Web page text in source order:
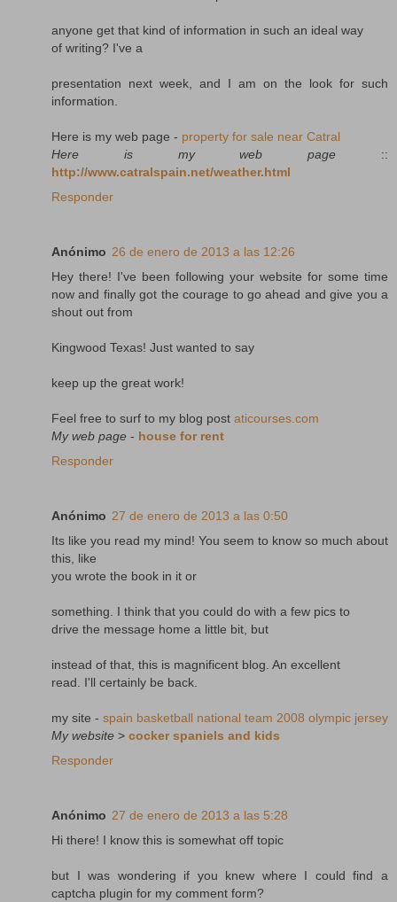
anyone get that kind of information in such an ideal way
of writing? I've a
presentation next week, and I am on the look for such
information.
Here is my web page - property for sale near Catral
Here is my web page ::
http://www.catralspain.net/weather.html
Responder
Anónimo 26 de enero de 2013 a las 12:26
Hey there! I've been following your website for some time
now and finally got the courage to go ahead and give you a
shout out from
Kingwood Texas! Just wanted to say
keep up the great work!
Feel free to surf to my blog post aticourses.com
My web page - house for rent
Responder
Anónimo 27 de enero de 2013 a las 0:50
Its like you read my mind! You seem to know so much about
this, like
you wrote the book in it or
something. I think that you could do with a few pics to
drive the message home a little bit, but
instead of that, this is magnificent blog. An excellent
read. I'll certainly be back.
my site - spain basketball national team 2008 olympic jersey
My website > cocker spaniels and kids
Responder
Anónimo 27 de enero de 2013 a las 5:28
Hi there! I know this is somewhat off topic
but I was wondering if you knew where I could find a
captcha plugin for my comment form?